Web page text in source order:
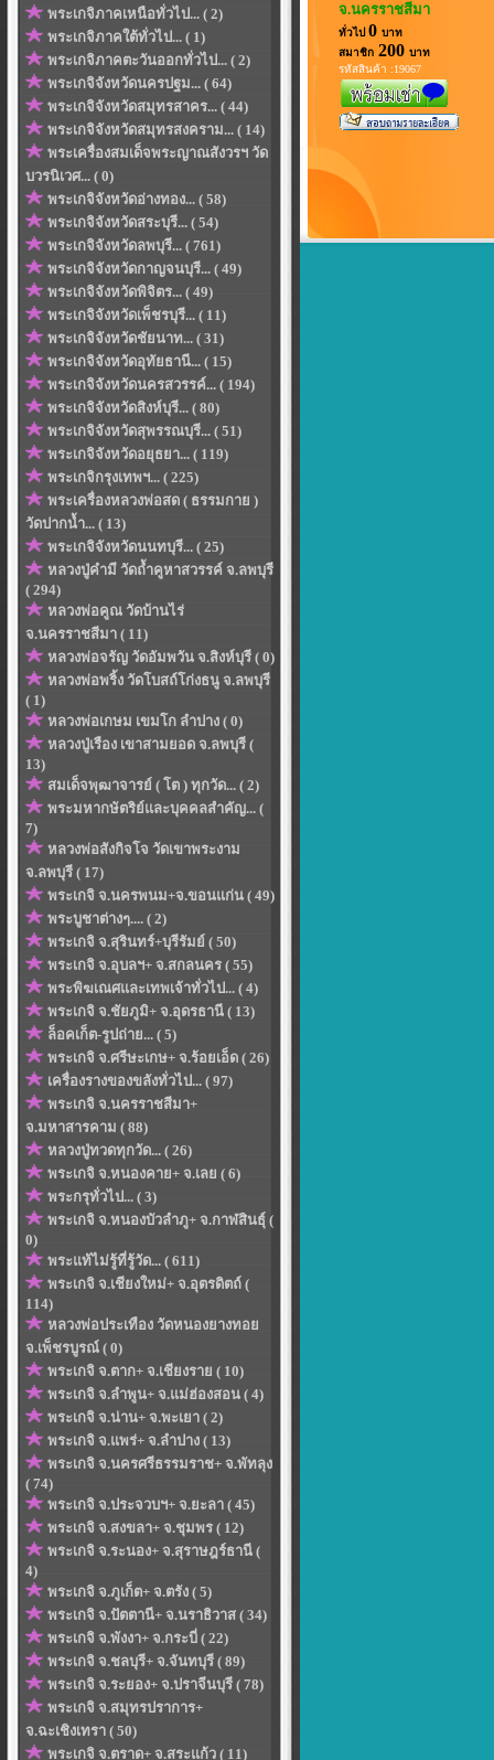
พระเกจิภาคเหนือทั่วไป... ( 2)
พระเกจิภาคใต้ทั่วไป... ( 1)
พระเกจิภาคตะวันออกทั่วไป... ( 2)
พระเกจิจังหวัดนครปฐม... ( 64)
พระเกจิจังหวัดสมุทรสาคร... ( 44)
พระเกจิจังหวัดสมุทรสงคราม... ( 14)
พระเครื่องสมเด็จพระญาณสังวรฯ วัด
บวรนิเวศ... ( 0)
พระเกจิจังหวัดอ่างทอง... ( 58)
พระเกจิจังหวัดสระบุรี... ( 54)
พระเกจิจังหวัดลพบุรี... ( 761)
พระเกจิจังหวัดกาญจนบุรี... ( 49)
พระเกจิจังหวัดพิจิตร... ( 49)
พระเกจิจังหวัดเพ็ชรบุรี... ( 11)
พระเกจิจังหวัดชัยนาท... ( 31)
พระเกจิจังหวัดอุทัยธานี... ( 15)
พระเกจิจังหวัดนครสวรรค์... ( 194)
พระเกจิจังหวัดสิงห์บุรี... ( 80)
พระเกจิจังหวัดสุพรรณบุรี... ( 51)
พระเกจิจังหวัดอยุธยา... ( 119)
พระเกจิกรุงเทพฯ... ( 225)
พระเครื่องหลวงพ่อสด ( ธรรมกาย )
วัดปากน้ำ... ( 13)
พระเกจิจังหวัดนนทบุรี... ( 25)
หลวงปู่คำมี วัดถ้ำคูหาสวรรค์ จ.ลพบุรี
( 294)
หลวงพ่อคูณ วัดบ้านไร่
จ.นครราชสีมา ( 11)
หลวงพ่อจรัญ วัดอัมพวัน จ.สิงห์บุรี ( 0)
หลวงพ่อพริ้ง วัดโบสถ์โก่งธนู จ.ลพบุรี
( 1)
หลวงพ่อเกษม เขมโก ลำปาง ( 0)
หลวงปู่เรือง เขาสามยอด จ.ลพบุรี (
13)
สมเด็จพุฒาจารย์ ( โต ) ทุกวัด... ( 2)
พระมหากษัตริย์และบุคคลสำคัญ... (
7)
หลวงพ่อสังกิจโจ วัดเขาพระงาม
จ.ลพบุรี ( 17)
พระเกจิ จ.นครพนม+จ.ขอนแก่น ( 49)
พระบูชาต่างๆ.... ( 2)
พระเกจิ จ.สุรินทร์+บุรีรัมย์ ( 50)
พระเกจิ จ.อุบลฯ+ จ.สกลนคร ( 55)
พระพิฆเณศและเทพเจ้าทั่วไป... ( 4)
พระเกจิ จ.ชัยภูมิ+ จ.อุดรธานี ( 13)
ล็อคเก็ต-รูปถ่าย... ( 5)
พระเกจิ จ.ศรีษะเกษ+ จ.ร้อยเอ็ด ( 26)
เครื่องรางของขลังทั่วไป... ( 97)
พระเกจิ จ.นครราชสีมา+
จ.มหาสารคาม ( 88)
หลวงปู่ทวดทุกวัด... ( 26)
พระเกจิ จ.หนองคาย+ จ.เลย ( 6)
พระกรุทั่วไป... ( 3)
พระเกจิ จ.หนองบัวลำภู+ จ.กาฬสินธุ์ (
0)
พระแท้ไม่รู้ที่รู้วัด... ( 611)
พระเกจิ จ.เชียงใหม่+ จ.อุตรดิตถ์ (
114)
หลวงพ่อประเทือง วัดหนองยางทอย
จ.เพ็ชรบูรณ์ ( 0)
พระเกจิ จ.ตาก+ จ.เชียงราย ( 10)
พระเกจิ จ.ลำพูน+ จ.แม่ฮ่องสอน ( 4)
พระเกจิ จ.น่าน+ จ.พะเยา ( 2)
พระเกจิ จ.แพร่+ จ.ลำปาง ( 13)
พระเกจิ จ.นครศรีธรรมราช+ จ.พัทลุง
( 74)
พระเกจิ จ.ประจวบฯ+ จ.ยะลา ( 45)
พระเกจิ จ.สงขลา+ จ.ชุมพร ( 12)
พระเกจิ จ.ระนอง+ จ.สุราษฎร์ธานี (
4)
พระเกจิ จ.ภูเก็ต+ จ.ตรัง ( 5)
พระเกจิ จ.ปัตตานี+ จ.นราธิวาส ( 34)
พระเกจิ จ.พังงา+ จ.กระบี่ ( 22)
พระเกจิ จ.ชลบุรี+ จ.จันทบุรี ( 89)
พระเกจิ จ.ระยอง+ จ.ปราจีนบุรี ( 78)
พระเกจิ จ.สมุทรปราการ+
จ.ฉะเชิงเทรา ( 50)
พระเกจิ จ.ตราด+ จ.สระแก้ว ( 11)
จ.นครราชสีมา
ทั่วไป 0 บาท
สมาชิก 200 บาท
รหัสสินค้า :19067